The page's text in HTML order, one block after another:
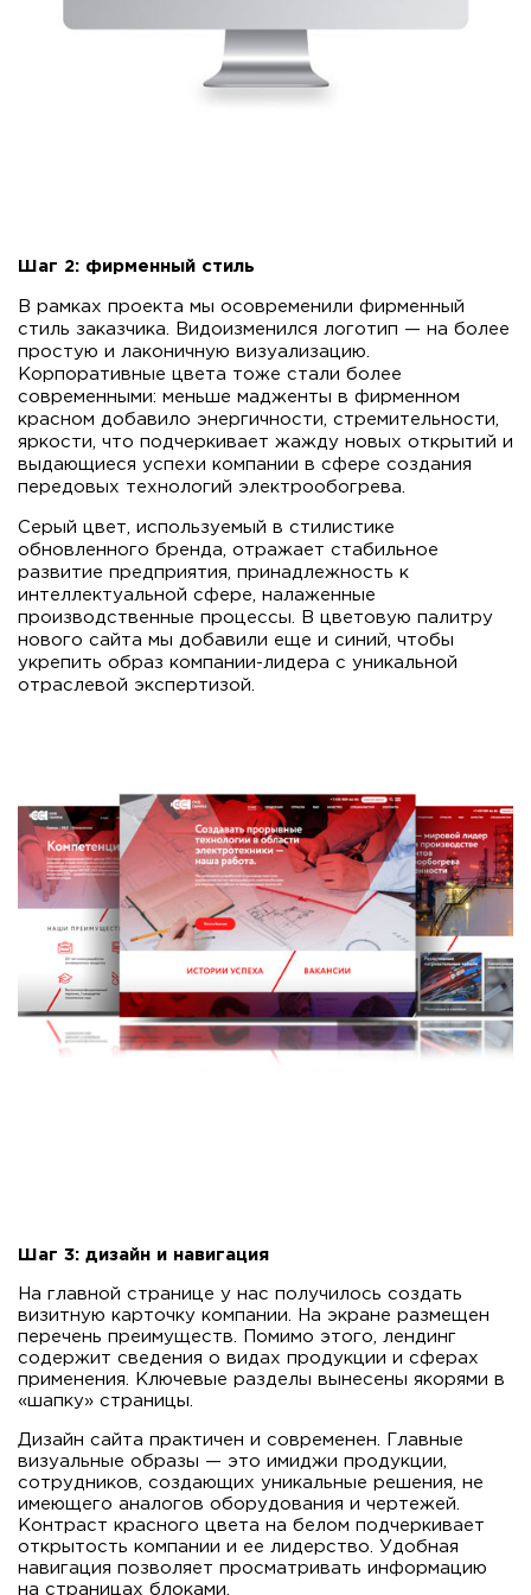
Шаг 2: фирменный стиль
В рамках проекта мы осовременили фирменный
стиль заказчика. Видоизменился логотип — на более
простую и лаконичную визуализацию.
Корпоративные цвета тоже стали более
современными: меньше мадженты в фирменном
красном добавило энергичности, стремительности,
яркости, что подчеркивает жажду новых открытий и
выдающиеся успехи компании в сфере создания
передовых технологий электрообогрева.
Серый цвет, используемый в стилистике
обновленного бренда, отражает стабильное
развитие предприятия, принадлежность к
интеллектуальной сфере, налаженные
производственные процессы. В цветовую палитру
нового сайта мы добавили еще и синий, чтобы
укрепить образ компании-лидера с уникальной
отраслевой экспертизой.
Шаг 3: дизайн и навигация
На главной странице у нас получилось создать
визитную карточку компании. На экране размещен
перечень преимуществ. Помимо этого, лендинг
содержит сведения о видах продукции и сферах
применения. Ключевые разделы вынесены якорями в
«шапку» страницы.
Дизайн сайта практичен и современен. Главные
визуальные образы — это имиджи продукции,
сотрудников, создающих уникальные решения, не
имеющего аналогов оборудования и чертежей.
Контраст красного цвета на белом подчеркивает
открытость компании и ее лидерство. Удобная
навигация позволяет просматривать информацию
на страницах блоками.